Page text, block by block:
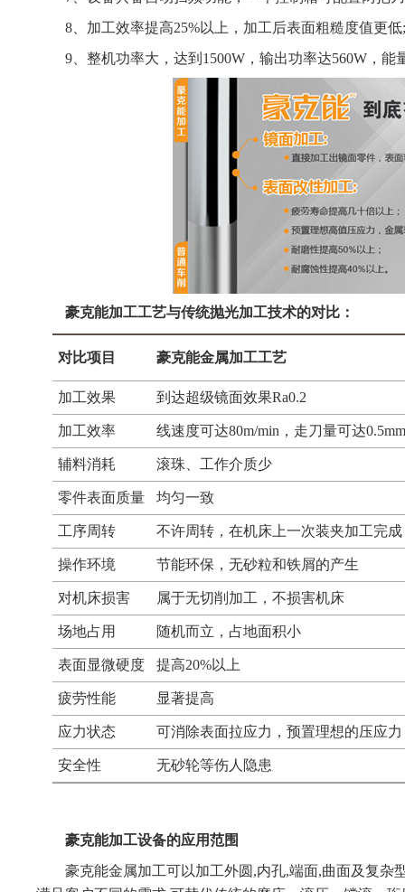
8、加工效率提高25%以上，加工后表面粗糙度值更低;
9、整机功率大，达到1500W，输出功率达560W，能
豪克能加工工艺与传统抛光加工技术的对比：
对比项目 豪克能金属加工工艺
加工效果 到达超级镜面效果Ra0.2
加工效率 线速度可达80m/min，走刀量可达
辅料消耗 滚珠、工作介质少
零件表面质量 均匀一致
工序周转 不许周转，在机床上一次装夹加工完成
操作环境 节能环保，无砂粒和铁屑的产生
对机床损害 属于无切削加工，不损害机床
场地占用 随机而立，占地面积小
表面显微硬度 提高20%以上
疲劳性能 显著提高
应力状态 可消除表面拉应力，预置理想的压应力
安全性 无砂轮等伤人隐患
豪克能加工设备的应用范围
豪克能金属加工可以加工外圆,内孔,端面,曲面及复杂